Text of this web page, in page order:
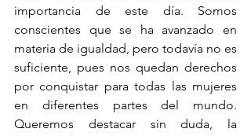
importancia de este día. Somos
conscientes que se ha avanzado en
materia de igualdad, pero todavía no es
suficiente, pues nos quedan derechos
por conquistar para todas las mujeres
en diferentes partes del mundo.
Queremos destacar sin duda, la